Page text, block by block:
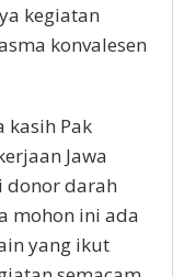
kegiatan
konvalesen
kasih Pak
Jawa
donor darah
mohon ini ada
yang ikut